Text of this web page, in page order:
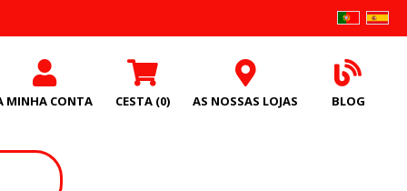
MINHA CONTA CESTA (0) AS NOSSAS LOJAS BLOG